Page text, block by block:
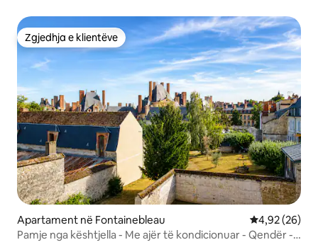
Zgjedhja e klientëve
Zgjedhja e klientëve
Apartament në Fontainebleau Vlerësimi
4,92 (26)
Pamje nga kështjella - Me ajër të kondicionuar - Qendër -